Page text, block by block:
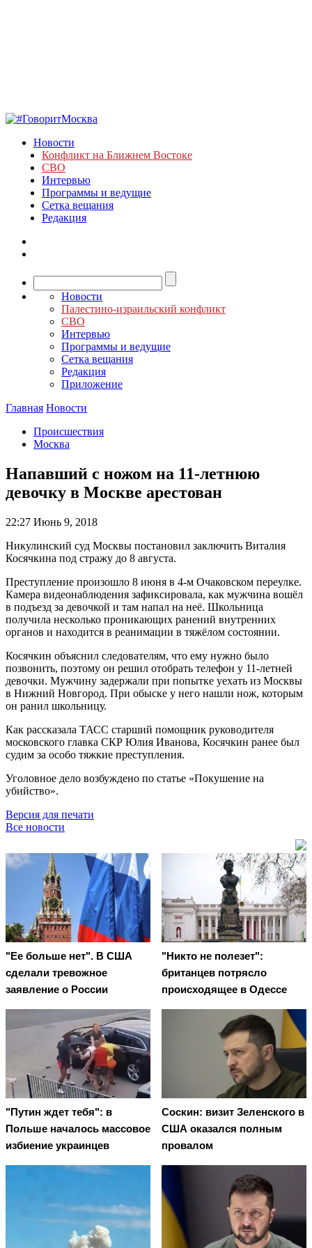
Новости
Конфликт на Ближнем Востоке
СВО
Интервью
Программы и ведущие
Сетка вещания
Редакция
Новости
Палестино-израильский конфликт
СВО
Интервью
Программы и ведущие
Сетка вещания
Редакция
Приложение
Главная Новости
Происшествия
Москва
Напавший с ножом на 11-летнюю
девочку в Москве арестован
22:27 Июнь 9, 2018
Никулинский суд Москвы постановил заключить Виталия
Косячкина под стражу до 8 августа.
Преступление произошло 8 июня в 4-м Очаковском переулке.
Камера видеонаблюдения зафиксировала, как мужчина вошёл
в подъезд за девочкой и там напал на неё. Школьница
получила несколько проникающих ранений внутренних
органов и находится в реанимации в тяжёлом состоянии.
Косячкин объяснил следователям, что ему нужно было
позвонить, поэтому он решил отобрать телефон у 11-летней
девочки. Мужчину задержали при попытке уехать из Москвы
в Нижний Новгород. При обыске у него нашли нож, которым
он ранил школьницу.
Как рассказала ТАСС старший помощник руководителя
московского главка СКР Юлия Иванова, Косячкин ранее был
судим за особо тяжкие преступления.
Уголовное дело возбуждено по статье «Покушение на
убийство».
Версия для печати
Все новости
"Ее больше нет". В США
сделали тревожное
заявление о России
"Никто не полезет":
британцев потрясло
происходящее в Одессе
"Путин ждет тебя": в
Польше началось массовое
избиение украинцев
Соскин: визит Зеленского в
США оказался полным
провалом